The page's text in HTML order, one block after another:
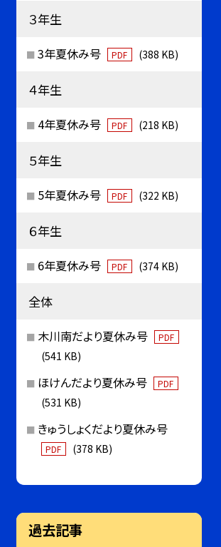
３年生
3年夏休み号 PDF (388 KB)
４年生
4年夏休み号 PDF (218 KB)
５年生
5年夏休み号 PDF (322 KB)
６年生
6年夏休み号 PDF (374 KB)
全体
木川南だより夏休み号 PDF
(541 KB)
ほけんだより夏休み号 PDF
(531 KB)
きゅうしょくだより夏休み号
PDF (378 KB)
過去記事